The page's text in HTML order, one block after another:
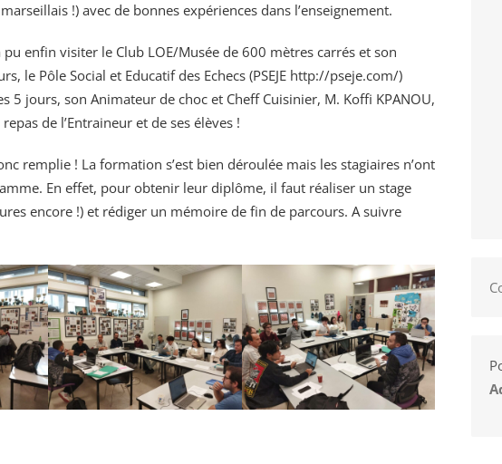
!) avec de bonnes expériences dans l’enseignement.
pu enfin visiter le Club LOE/Musée de 600 mètres carrés et son
le Pôle Social et Educatif des Echecs (PSEJE http://pseje.com/)
5 jours, son Animateur de choc et Cheff Cuisinier, M. Koffi KPANOU,
de l’Entraineur et de ses élèves !
remplie ! La formation s’est bien déroulée mais les stagiaires n’ont
En effet, pour obtenir leur diplôme, il faut réaliser un stage
encore !) et rédiger un mémoire de fin de parcours. A suivre